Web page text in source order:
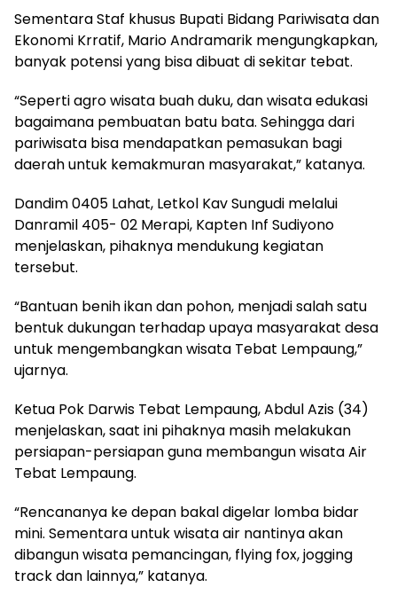
Sementara Staf khusus Bupati Bidang Pariwisata dan
Ekonomi Krratif, Mario Andramarik mengungkapkan,
banyak potensi yang bisa dibuat di sekitar tebat.
“Seperti agro wisata buah duku, dan wisata edukasi
bagaimana pembuatan batu bata. Sehingga dari
pariwisata bisa mendapatkan pemasukan bagi
daerah untuk kemakmuran masyarakat,” katanya.
Dandim 0405 Lahat, Letkol Kav Sungudi melalui
Danramil 405- 02 Merapi, Kapten Inf Sudiyono
menjelaskan, pihaknya mendukung kegiatan
tersebut.
“Bantuan benih ikan dan pohon, menjadi salah satu
bentuk dukungan terhadap upaya masyarakat desa
untuk mengembangkan wisata Tebat Lempaung,”
ujarnya.
Ketua Pok Darwis Tebat Lempaung, Abdul Azis (34)
menjelaskan, saat ini pihaknya masih melakukan
persiapan-persiapan guna membangun wisata Air
Tebat Lempaung.
“Rencananya ke depan bakal digelar lomba bidar
mini. Sementara untuk wisata air nantinya akan
dibangun wisata pemancingan, flying fox, jogging
track dan lainnya,” katanya.